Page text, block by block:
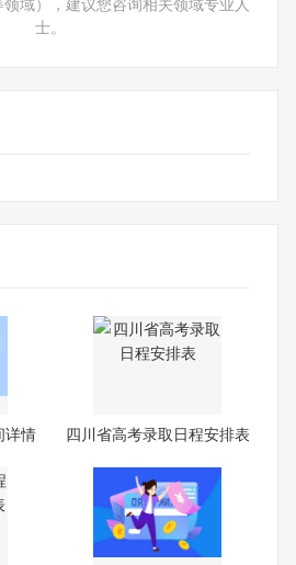
士。
详情 四川省高考录取日程安排表